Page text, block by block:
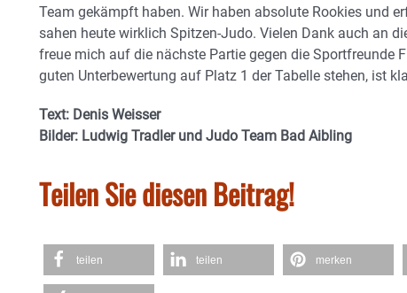
Team gekämpft haben. Wir haben absolute Rookies und
sahen heute wirklich Spitzen-Judo. Vielen Dank auch an
freue mich auf die nächste Partie gegen die Sportfreunde
guten Unterbewertung auf Platz 1 der Tabelle stehen, ist
Text: Denis Weisser
Bilder: Ludwig Tradler und Judo Team Bad Aibling
Teilen Sie diesen Beitrag!
teilen teilen merken